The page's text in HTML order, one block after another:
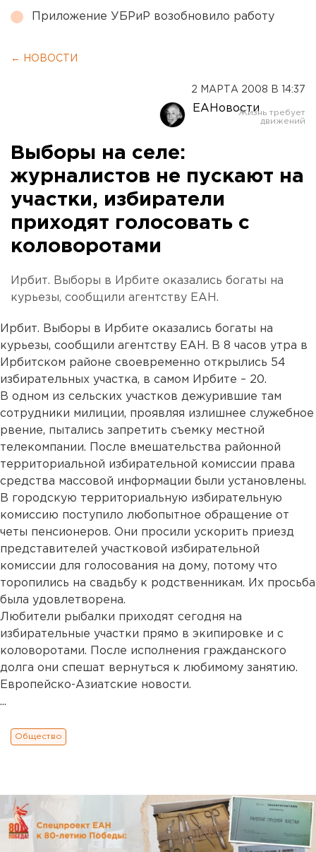
Приложение УБРиР возобновило работу
← НОВОСТИ
2 МАРТА 2008 В 14:37
ЕАНовости
Выборы на селе:
журналистов не пускают на
участки, избиратели
приходят голосовать с
коловоротами
Ирбит. Выборы в Ирбите оказались богаты на
курьезы, сообщили агентству ЕАН.
Ирбит. Выборы в Ирбите оказались богаты на
курьезы, сообщили агентству ЕАН. В 8 часов утра в
Ирбитском районе своевременно открылись 54
избирательных участка, в самом Ирбите – 20.
В одном из сельских участков дежурившие там
сотрудники милиции, проявляя излишнее служебное
рвение, пытались запретить съемку местной
телекомпании. После вмешательства районной
территориальной избирательной комиссии права
средства массовой информации были установлены.
В городскую территориальную избирательную
комиссию поступило любопытное обращение от
четы пенсионеров. Они просили ускорить приезд
представителей участковой избирательной
комиссии для голосования на дому, потому что
торопились на свадьбу к родственникам. Их просьба
была удовлетворена.
Любители рыбалки приходят сегодня на
избирательные участки прямо в экипировке и с
коловоротами. После исполнения гражданского
долга они спешат вернуться к любимому занятию.
Европейско-Азиатские новости.
...
Общество